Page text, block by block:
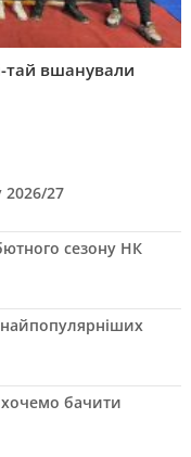
тай вшанували
2026/27
сезону НК
хочемо бачити